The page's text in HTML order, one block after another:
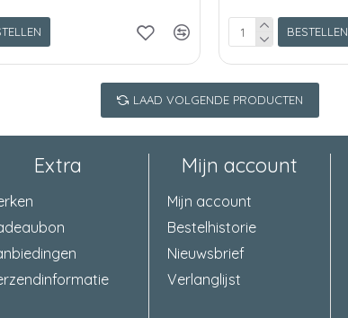
BESTELLEN
LAAD VOLGENDE PRODUCTEN
Extra Mijn account
Mijn account
Bestelhistorie
Nieuwsbrief
Verlanglijst